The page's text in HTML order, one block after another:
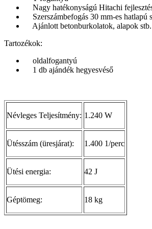
Nagy hatékonyságú Hitachi
Szerszámbefogás 30 mm-es hatlapú
Ajánlott betonburkolatok, alapok stb.
Tartozékok:
oldalfogantyú
1 db ajándék hegyesvéső
Névleges Teljesítmény: 1.240 W
Ütésszám (üresjárat): 1.400 1/perc
Ütési energia: 42 J
Géptömeg: 18 kg